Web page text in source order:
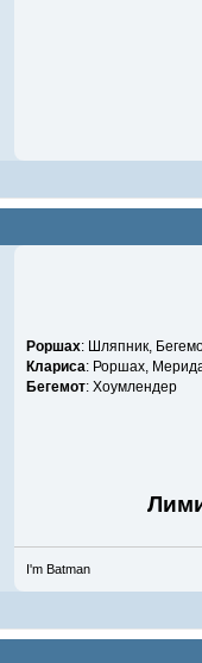
Роршах: Шляпник,
Клариса: Роршах,
Бегемот: Хоумлендер
I'm Batman